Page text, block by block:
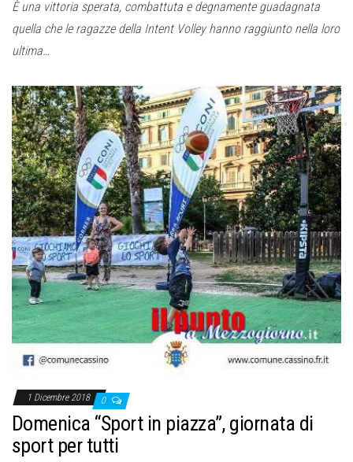
È una vittoria sperata, combattuta e degnamente guadagnata
quella che le ragazze della Intent Volley hanno raggiunto nella loro
ultima…
1 Dicembre 2018 0
Domenica “Sport in piazza”, giornata di
sport per tutti